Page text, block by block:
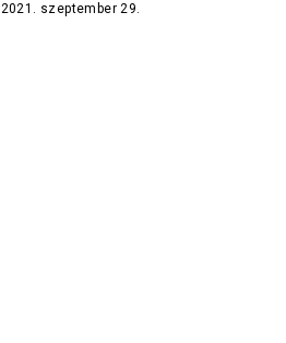
2021. szeptember 29.